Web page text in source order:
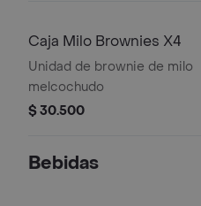
Caja Milo Brownies X4
Unidad de brownie de milo
melcochudo
$ 30.500
Bebidas